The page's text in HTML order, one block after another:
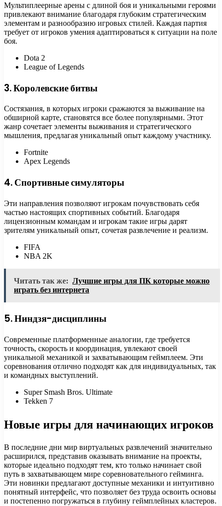
Мультиплеерные арены с длиной боя и уникальными героями
привлекают внимание благодаря глубоким стратегическим
элементам и разнообразию игровых стилей. Каждая партия
требует от игроков умения адаптироваться к ситуации на поле
боя.
Dota 2
League of Legends
3. Королевские битвы
Состязания, в которых игроки сражаются за выживание на
обширной карте, становятся все более популярными. Этот
жанр сочетает элементы выживания и стратегического
мышления, предлагая уникальный опыт каждому участнику.
Fortnite
Apex Legends
4. Спортивные симуляторы
Эти направления позволяют игрокам почувствовать себя
частью настоящих спортивных событий. Благодаря
лицензионным командам и игрокам такие игры дарят
зрителям уникальный опыт, сочетая развлечение и реализм.
FIFA
NBA 2K
Читать так же: Лучшие игры для ПК которые можно
играть без интернета
5. Ниндзя-дисциплины
Современные платформенные аналогии, где требуется
точность, скорость и координация, увлекают своей
уникальной механикой и захватывающим геймплеем. Эти
соревнования отлично подходят как для индивидуальных, так
и командных выступлений.
Super Smash Bros. Ultimate
Tekken 7
Новые игры для начинающих игроков
В последние дни мир виртуальных развлечений значительно
расширился, представив оказывать внимание на проекты,
которые идеально подходят тем, кто только начинает свой
путь в захватывающем мире соревновательного гейминга.
Эти новинки предлагают доступные механики и интуитивно
понятный интерфейс, что позволяет без труда освоить основы
и постепенно погружаться в глубину геймплейных кластеров.